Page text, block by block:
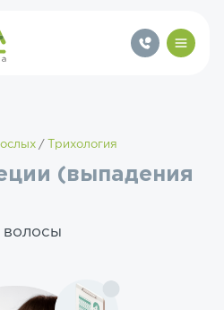
Трихология
(выпадения
волосы